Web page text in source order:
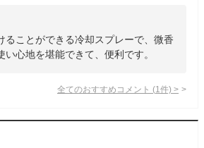
ることができる冷却スプレーで、微香
い心地を堪能できて、便利です。
全てのおすすめコメント (1 件) >